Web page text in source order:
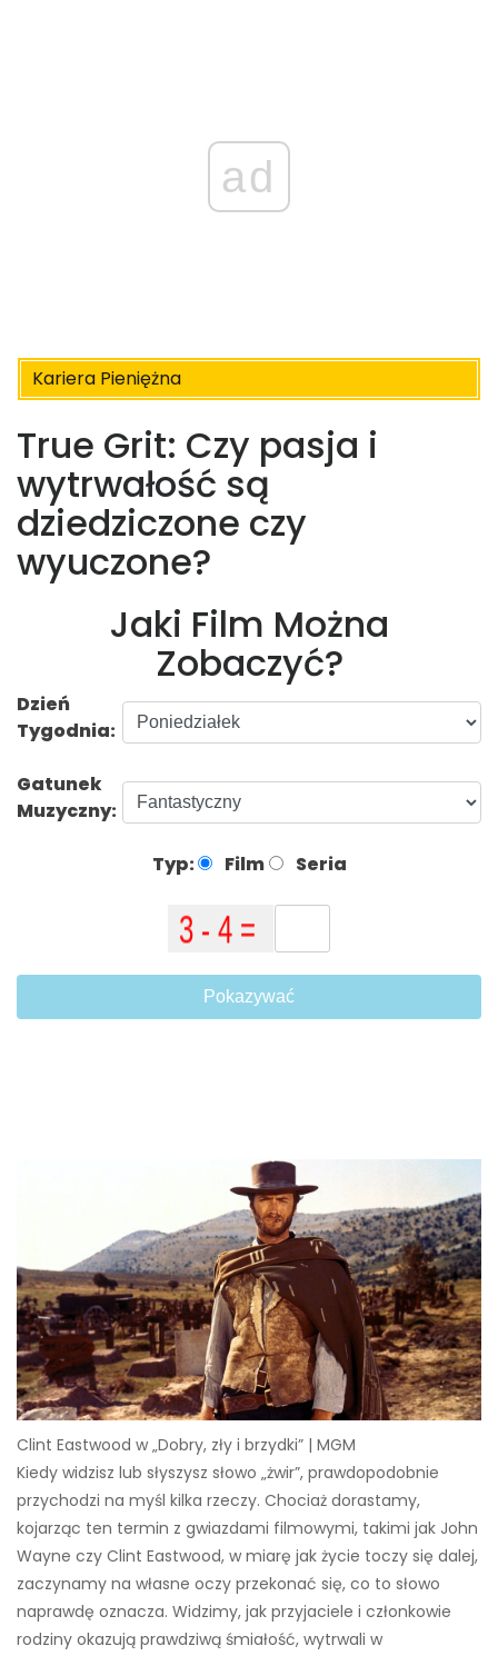
ad
Kariera Pieniężna
True Grit: Czy pasja i
wytrwałość są
dziedziczone czy
wyuczone?
Jaki Film Można
Zobaczyć?
Dzień
Tygodnia:
Gatunek
Muzyczny:
Typ: Film Seria
Pokazywać
Clint Eastwood w „Dobry, zły i brzydki” | MGM
Kiedy widzisz lub słyszysz słowo „żwir”, prawdopodobnie
przychodzi na myśl kilka rzeczy. Chociaż dorastamy,
kojarząc ten termin z gwiazdami filmowymi, takimi jak John
Wayne czy Clint Eastwood, w miarę jak życie toczy się dalej,
zaczynamy na własne oczy przekonać się, co to słowo
naprawdę oznacza. Widzimy, jak przyjaciele i członkowie
rodziny okazują prawdziwą śmiałość, wytrwali w